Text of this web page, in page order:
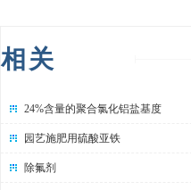
相关
24%含量的聚合氯化铝盐基度
园艺施肥用硫酸亚铁
除氟剂